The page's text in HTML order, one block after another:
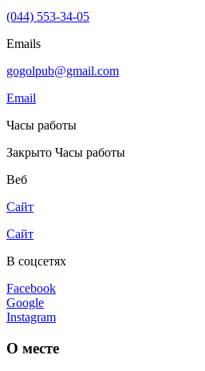
(044) 553-34-05
Emails
gogolpub@gmail.com
Email
Часы работы
Закрыто Часы работы
Веб
Сайт
Сайт
В соцсетях
Facebook
Google
Instagram
О месте